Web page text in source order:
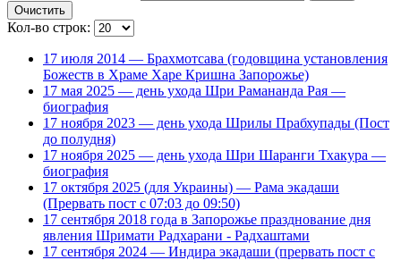
Очистить
Кол-во строк:
17 июля 2014 — Брахмотсава (годовщина установления
Божеств в Храме Харе Кришна Запорожье)
17 мая 2025 — день ухода Шри Рамананда Рая —
биография
17 ноября 2023 — день ухода Шрилы Прабхупады (Пост
до полудня)
17 ноября 2025 — день ухода Шри Шаранги Тхакура —
биография
17 октября 2025 (для Украины) — Рама экадаши
(Прервать пост с 07:03 до 09:50)
17 сентября 2018 года в Запорожье празднование дня
явления Шримати Радхарани - Радхаштами
17 сентября 2024 — Индира экадаши (прервать пост с